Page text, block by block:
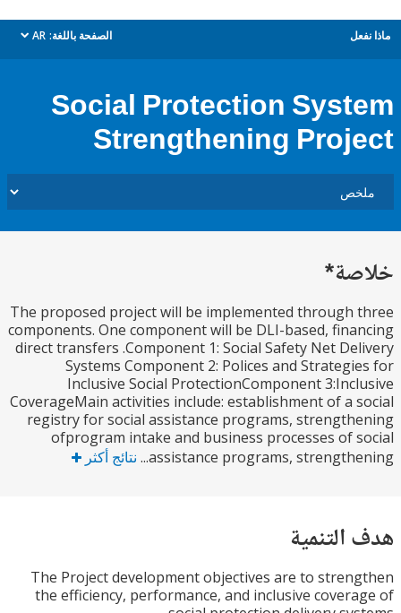
الصفحة باللغة: AR
dropdown
Social Protection
Strengthening
The proposed project will be implemented
components. One component will be DLI-based,
direct transfers .Component 1: Social Safety Net
Systems Component 2: Polices and
Inclusive Social ProtectionComponent
CoverageMain activities include: establishment of a
registry for social assistance programs,
ofprogram intake and business processes of
assistance programs, نتائج أكثر
The Project development objectives are to
the efficiency, performance, and inclusive